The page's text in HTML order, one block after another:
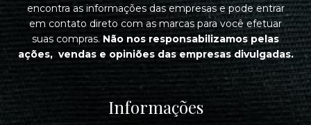
encontra as informações das empresas e pode entrar
em contato direto com as marcas para você efetuar
suas compras. Não nos responsabilizamos pelas
ações, vendas e opiniões das empresas divulgadas.
Informações